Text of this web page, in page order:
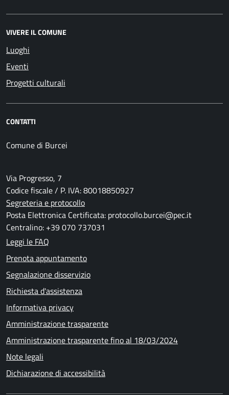
VIVERE IL COMUNE
Luoghi
Eventi
Progetti culturali
CONTATTI
Comune di Burcei
Via Progresso, 7
Codice fiscale / P. IVA: 80018850927
Segreteria e protocollo
Posta Elettronica Certificata: protocollo.burcei@pec.it
Centralino: +39 070 737031
Leggi le FAQ
Prenota appuntamento
Segnalazione disservizio
Richiesta d'assistenza
Informativa privacy
Amministrazione trasparente
Amministrazione trasparente fino al 18/03/2024
Note legali
Dichiarazione di accessibilità